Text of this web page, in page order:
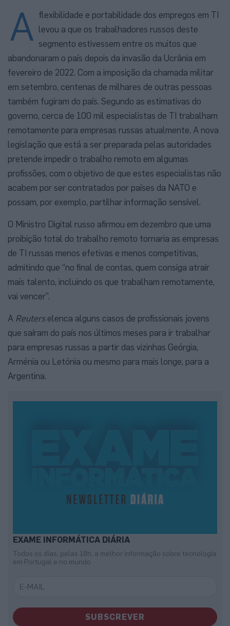
A flexibilidade e portabilidade dos empregos em TI
levou a que os trabalhadores russos deste
segmento estivessem entre os muitos que
abandonaram o país depois da invasão da Ucrânia em
fevereiro de 2022. Com a imposição da chamada militar
em setembro, centenas de milhares de outras pessoas
também fugiram do país. Segundo as estimativas do
governo, cerca de 100 mil especialistas de TI trabalham
remotamente para empresas russas atualmente. A nova
legislação que está a ser preparada pelas autoridades
pretende impedir o trabalho remoto em algumas
profissões, com o objetivo de que estes especialistas não
acabem por ser contratados por países da NATO e
possam, por exemplo, partilhar informação sensível.
O Ministro Digital russo afirmou em dezembro que uma
proibição total do trabalho remoto tornaria as empresas
de TI russas menos efetivas e menos competitivas,
admitindo que “no final de contas, quem consiga atrair
mais talento, incluindo os que trabalham remotamente,
vai vencer”.
A Reuterselenca alguns casos de profissionais jovens
que saíram do país nos últimos meses para ir trabalhar
para empresas russas a partir das vizinhas Geórgia,
Arménia ou Letónia ou mesmo para mais longe, para a
Argentina.
EXAME INFORMÁTICA DIÁRIA
Todos os dias, pelas 18h, a melhor informação sobre tecnologia
em Portugal e no mundo
SUBSCREVER